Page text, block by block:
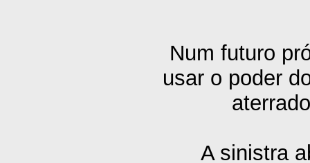
Num futuro
usar o poder
A sinistra